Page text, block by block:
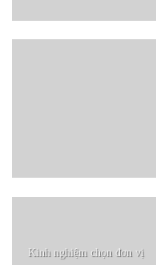
Kinh nghiệm chọn đơn vị